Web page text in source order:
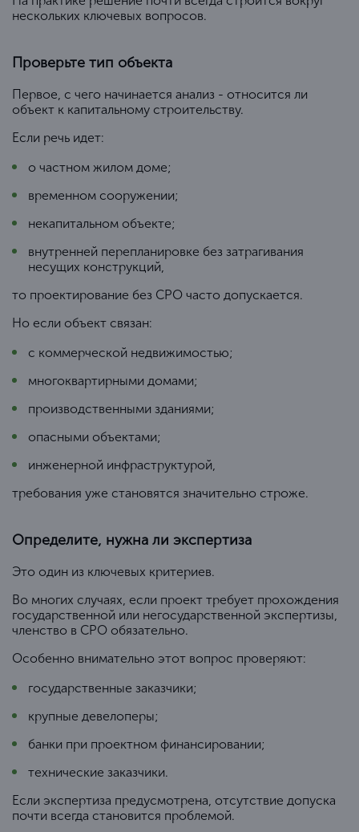
нескольких ключевых вопросов.
Проверьте тип объекта
Первое, с чего начинается анализ - относится ли
объект к капитальному строительству.
Если речь идет:
о частном жилом доме;
временном сооружении;
некапитальном объекте;
внутренней перепланировке без затрагивания
несущих конструкций,
то проектирование без СРО часто допускается.
Но если объект связан:
с коммерческой недвижимостью;
многоквартирными домами;
производственными зданиями;
опасными объектами;
инженерной инфраструктурой,
требования уже становятся значительно строже.
Определите, нужна ли экспертиза
Это один из ключевых критериев.
Во многих случаях, если проект требует прохождения
государственной или негосударственной экспертизы,
членство в СРО обязательно.
Особенно внимательно этот вопрос проверяют:
государственные заказчики;
крупные девелоперы;
банки при проектном финансировании;
технические заказчики.
Если экспертиза предусмотрена, отсутствие допуска
почти всегда становится проблемой.